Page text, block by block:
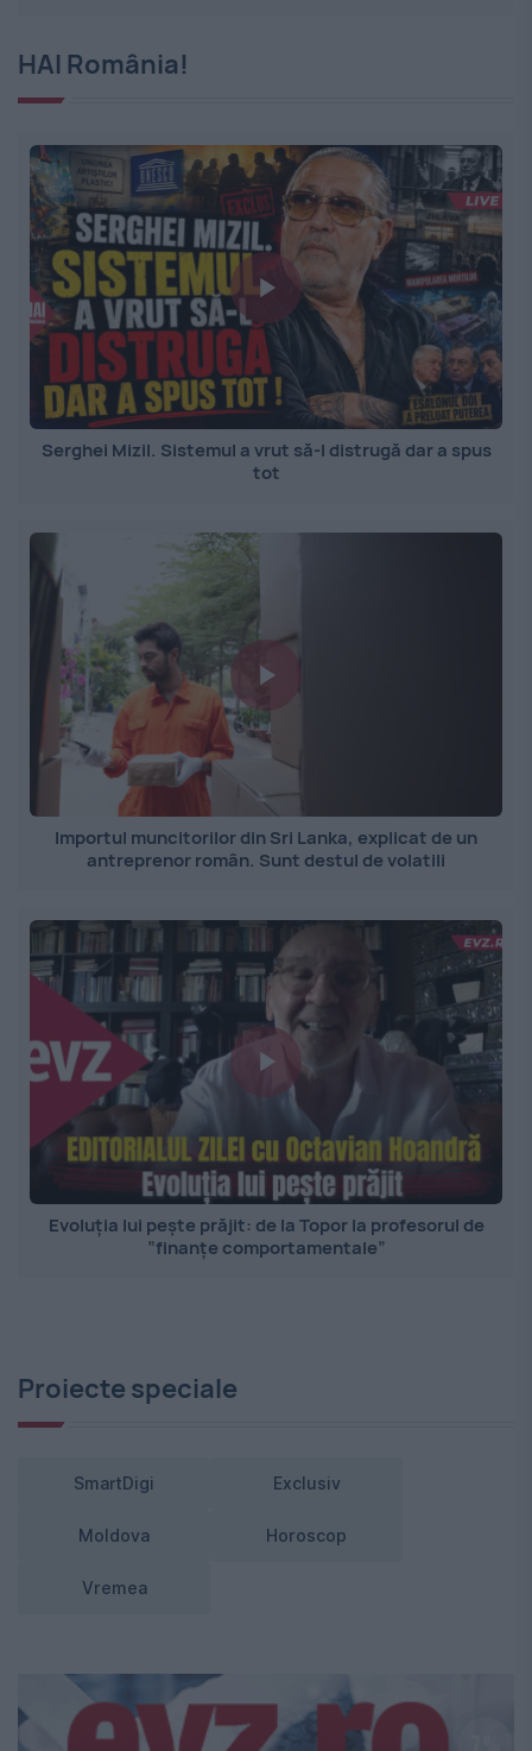
HAI România!
Serghei Mizil. Sistemul a vrut să-l distrugă dar a spus
tot
Importul muncitorilor din Sri Lanka, explicat de un
antreprenor român. Sunt destul de volatili
Evoluția lui pește prăjit: de la Topor la profesorul de
”finanțe comportamentale”
Proiecte speciale
SmartDigi Exclusiv
Moldova Horoscop
Vremea